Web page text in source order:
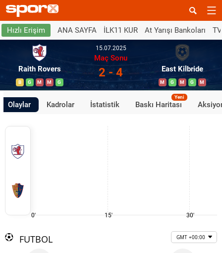
Hızlı Erişim ANA SAYFA İLK11 KUR At Yarışı Bankoları
Raith Rovers
B G M M G
15.07.2025
Maç Sonu
2 - 4 East Kilbride
M G M G M
Olaylar Kadrolar İstatistik Baskı Haritası
Yeni
0' 15' 30'
FUTBOL GMT +00:00